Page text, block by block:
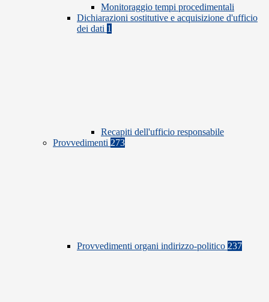
Monitoraggio tempi procedimentali
Dichiarazioni sostitutive e acquisizione d'ufficio
dei dati 1
Recapiti dell'ufficio responsabile
Provvedimenti 273
Provvedimenti organi indirizzo-politico 237